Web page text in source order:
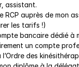
assistant.
RCP auprès de mon
les tarifs !)
bancaire dédié à
un compte
l’Ordre des